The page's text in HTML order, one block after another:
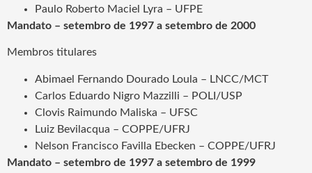
Paulo Roberto Maciel Lyra – UFPE
Mandato – setembro de 1997 a setembro de 2000
Membros titulares
Abimael Fernando Dourado Loula – LNCC/MCT
Carlos Eduardo Nigro Mazzilli – POLI/USP
Clovis Raimundo Maliska – UFSC
Luiz Bevilacqua – COPPE/UFRJ
Nelson Francisco Favilla Ebecken – COPPE/UFRJ
Mandato – setembro de 1997 a setembro de 1999